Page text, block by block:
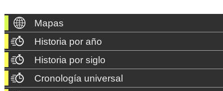
Mapas
Historia por año
Historia por siglo
Cronología universal